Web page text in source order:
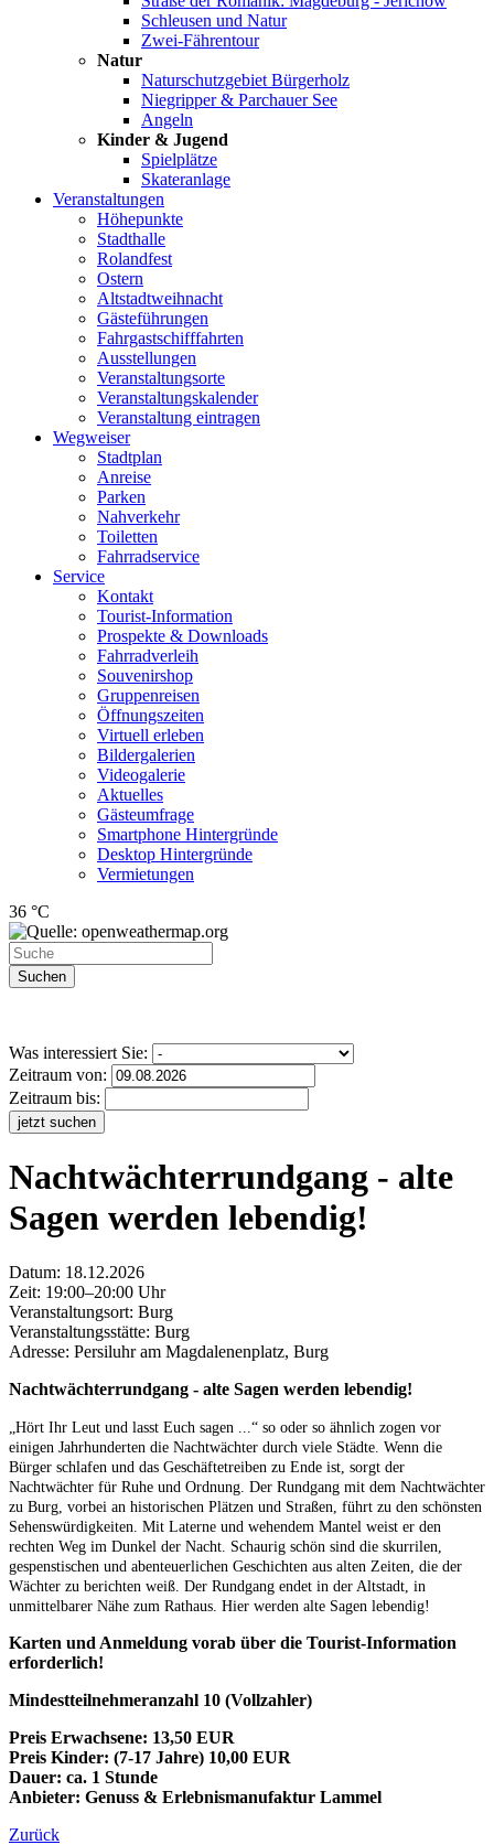
Schleusen und Natur
Zwei-Fährentour
Natur
Naturschutzgebiet Bürgerholz
Niegripper & Parchauer See
Angeln
Kinder & Jugend
Spielplätze
Skateranlage
Veranstaltungen
Höhepunkte
Stadthalle
Rolandfest
Ostern
Altstadtweihnacht
Gästeführungen
Fahrgastschifffahrten
Ausstellungen
Veranstaltungsorte
Veranstaltungskalender
Veranstaltung eintragen
Wegweiser
Stadtplan
Anreise
Parken
Nahverkehr
Toiletten
Fahrradservice
Service
Kontakt
Tourist-Information
Prospekte & Downloads
Fahrradverleih
Souvenirshop
Gruppenreisen
Öffnungszeiten
Virtuell erleben
Bildergalerien
Videogalerie
Aktuelles
Gästeumfrage
Smartphone Hintergründe
Desktop Hintergründe
Vermietungen
36 °C
Suchen
Was interessiert Sie:
Zeitraum von:
Zeitraum bis:
jetzt suchen
Nachtwächterrundgang - alte
Sagen werden lebendig!
Datum: 18.12.2026
Zeit: 19:00–20:00 Uhr
Veranstaltungsort: Burg
Veranstaltungsstätte: Burg
Adresse: Persiluhr am Magdalenenplatz, Burg
Nachtwächterrundgang - alte Sagen werden lebendig!
„Hört Ihr Leut und lasst Euch sagen ...“ so oder so ähnlich zogen vor
einigen Jahrhunderten die Nachtwächter durch viele Städte. Wenn die
Bürger schlafen und das Geschäftetreiben zu Ende ist, sorgt der
Nachtwächter für Ruhe und Ordnung. Der Rundgang mit dem Nachtwächter
zu Burg, vorbei an historischen Plätzen und Straßen, führt zu den schönsten
Sehenswürdigkeiten. Mit Laterne und wehendem Mantel weist er den
rechten Weg im Dunkel der Nacht. Schaurig schön sind die skurrilen,
gespenstischen und abenteuerlichen Geschichten aus alten Zeiten, die der
Wächter zu berichten weiß. Der Rundgang endet in der Altstadt, in
unmittelbarer Nähe zum Rathaus. Hier werden alte Sagen lebendig!
Karten und Anmeldung vorab über die Tourist-Information
erforderlich!
Mindestteilnehmeranzahl 10 (Vollzahler)
Preis Erwachsene: 13,50 EUR
Preis Kinder: (7-17 Jahre) 10,00 EUR
Dauer: ca. 1 Stunde
Anbieter: Genuss & Erlebnismanufaktur Lammel
Zurück